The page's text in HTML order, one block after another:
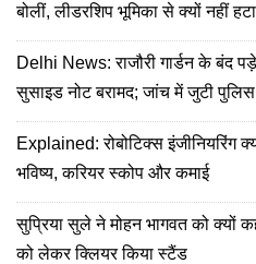
बोलीं, लीडरशिप भूमिका से क्यों नहीं
Delhi News: राजौरी गार्डन के बंद
सुसाइड नोट बरामद; जांच में जुटी पुलिस
Explained: रोबोटिक्स इंजीनियरिंग
भविष्य, करियर स्कोप और कमाई
सुप्रिया सुले ने मोहन भागवत को क्यों
को लेकर क्लियर किया स्टैंड